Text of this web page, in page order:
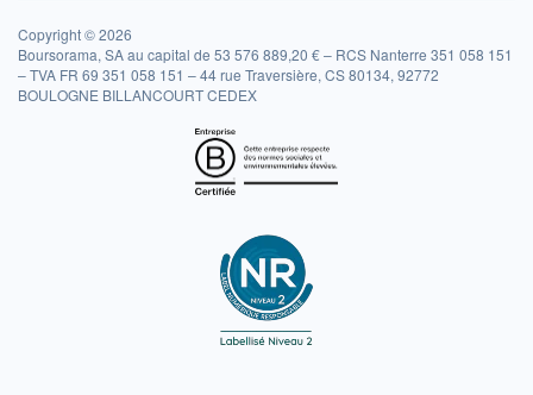
Copyright © 2026
Boursorama, SA au capital de 53 576 889,20 € – RCS Nanterre 351 058 151
– TVA FR 69 351 058 151 – 44 rue Traversière, CS 80134, 92772
BOULOGNE BILLANCOURT CEDEX